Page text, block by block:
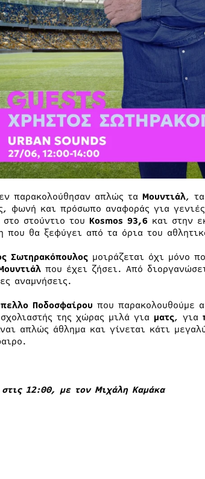
παρακολούθησαν απλώς τα Μουντιάλ,
φωνή και πρόσωπο αναφοράς για
στο στούντιο του Kosmos 93,6 και στην
που θα ξεφύγει από τα όρια του
Σωτηρακόπουλοςμοιράζεται όχι μόνο
που έχει ζήσει. Από
αναμνήσεις.
Ποδοσφαίρου που παρακολουθούμε
της χώρας μιλά για ματς, για
απλώς άθλημα και γίνεται κάτι
12:00, με τον Μιχάλη Καμάκα